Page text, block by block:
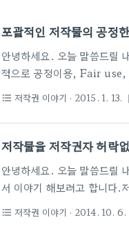
포괄적인 저작물의 공정
안녕하세요. 오늘 말씀드릴
적으로 공정이용, Fair use,
http://en.wikipedia.org/
작권법에서는 이용자들의
니다.(저작인격권은 인격에
format_list_bulleted 저작권 이야기 · 2015. 1. 13.
저작물을 저작권자 허락
안녕하세요. 오늘 말씀드릴
서 이야기 해보려고 합니다.
니다.) 2014/08/05 - [저작
format_list_bulleted 저작권 이야기 · 2014. 10. 6.